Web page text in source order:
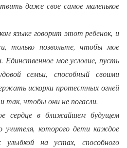
даже свое самое маленькое
языке говорит этот ребенок, и
только позвольте, чтобы мое
Единственное мое условие, пусть
семьи, способный своими
искорки протестных огней
так, чтобы они не погасли.
сердце в ближайшем будущем
учителя, которого дети каждое
на устах, способного